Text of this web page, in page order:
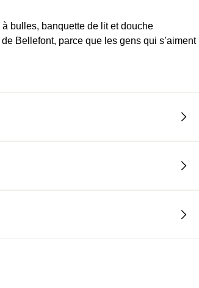
bulles, banquette de lit et douche
Bellefont, parce que les gens qui s’aiment
y en a trois et vous pourrez choisir entre
dej’, des planches mixtes, une box olé-olé,